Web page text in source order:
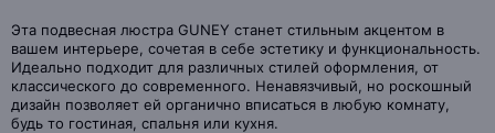
Эта подвесная люстра GUNEY станет стильным акцентом в
вашем интерьере, сочетая в себе эстетику и функциональность.
Идеально подходит для различных стилей оформления, от
классического до современного. Ненавязчивый, но роскошный
дизайн позволяет ей органично вписаться в любую комнату,
будь то гостиная, спальня или кухня.